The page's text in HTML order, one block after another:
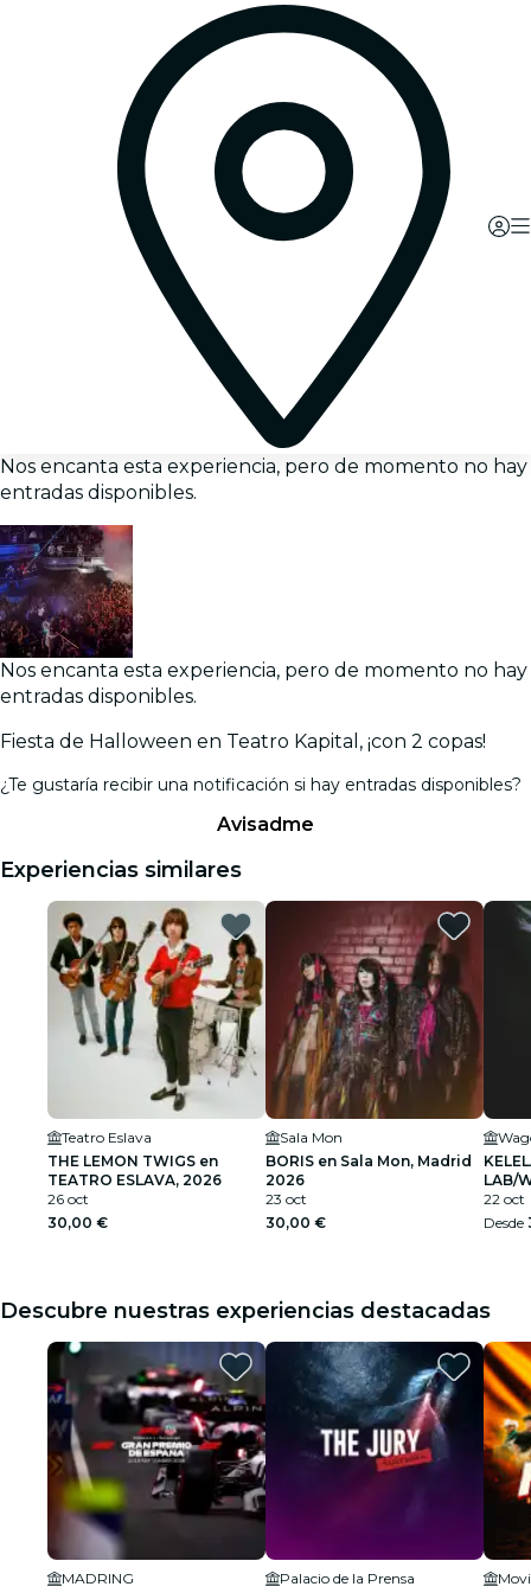
Nos encanta esta experiencia, pero de momento no hay
entradas disponibles.
Nos encanta esta experiencia, pero de momento no hay
entradas disponibles.
Fiesta de Halloween en Teatro Kapital, ¡con 2 copas!
¿Te gustaría recibir una notificación si hay entradas disponibles?
Avisadme
Experiencias similares
Teatro Eslava
THE LEMON TWIGS en
TEATRO ESLAVA, 2026
26 oct
30,00 €
Sala Mon
BORIS en Sala Mon, Madrid
2026
23 oct
30,00 €
LAB/
22 oct
Desde
Descubre nuestras experiencias destacadas
MADRING
Palacio de la Prensa